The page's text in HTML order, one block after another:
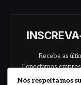
Receba as
Conectamos
Nós respeitamos